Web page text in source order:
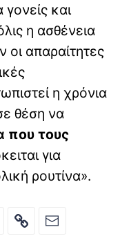
γονείς και
η ασθένεια
οι απαραίτητες
η χρόνια
θέση να
που τους
για
ρουτίνα».